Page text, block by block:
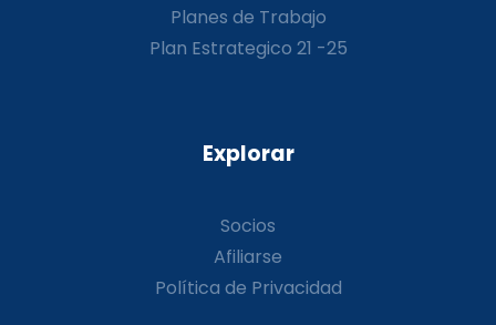
Planes de Trabajo
Plan Estrategico 21 -25
Explorar
Socios
Afiliarse
Política de Privacidad